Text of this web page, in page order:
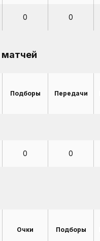
0 0
матчей
Подборы Передачи
0 0
Очки Подборы